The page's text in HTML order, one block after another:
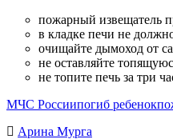
пожарный извещатель
в кладке печи не
очищайте дымоход от
не оставляйте
не топите печь за три
МЧС Россиипогиб ребенок
Арина Мурга